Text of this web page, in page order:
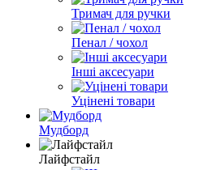
Тримач для ручки
Пенал / чохол
Інші аксесуари
Уцінені товари
Мудборд
Лайфстайл